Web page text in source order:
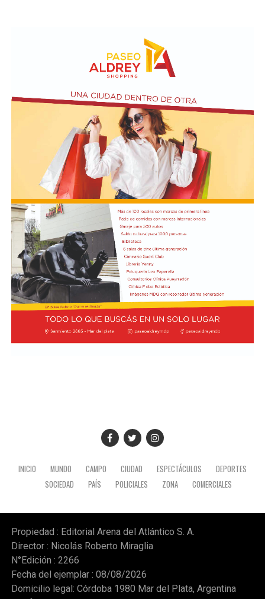
INICIO MUNDO CAMPO CIUDAD ESPECTÁCULOS
DEPORTES
SOCIEDAD
PAÍS POLICIALES ZONA COMERCIALES
Propiedad : Editorial Arena del Atlántico S. A.
Director : Nicolás Roberto Miraglia
N°Edición : 2266
Fecha del ejemplar : 08/08/2026
Domicilio legal: Córdoba 1980 Mar del Plata, Argentina